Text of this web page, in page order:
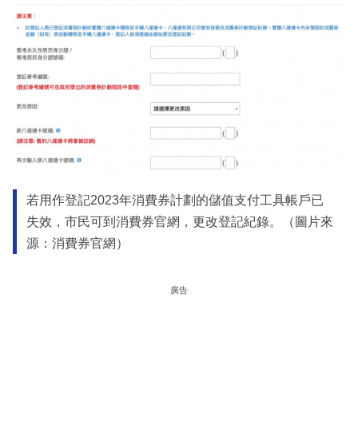
若用作登記2023年消費券計劃的儲值支付工具帳戶已
失效，市民可到消費券官網，更改登記紀錄。（圖片來
源：消費券官網）
廣告